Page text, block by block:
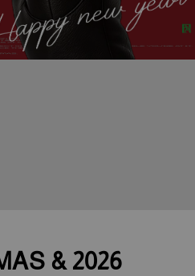
& 2026